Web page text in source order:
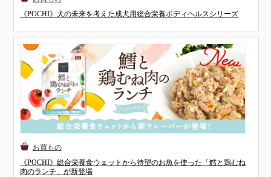
《POCHI》犬の未来を考えた成犬用総合栄養ボディヘルスシリーズ
《POCHI》総合栄養食ウェットから待望のお魚を使った「鱈と鶏むね
肉のランチ」が新登場